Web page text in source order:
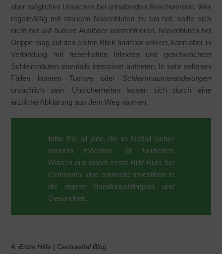
aber möglichen Ursachen bei anhaltenden Beschwerden. Wer
regelmäßig mit starkem Nasenbluten zu tun hat, sollte sich
nicht nur auf äußere Auslöser konzentrieren. Nasenbluten bei
Grippe mag auf den ersten Blick harmlos wirken, kann aber in
Verbindung mit fieberhaften Infekten und geschwächten
Schleimhäuten ebenfalls intensiver auftreten. In sehr seltenen
Fällen können Tumoreoder Schleimhautveränderungen
ursächlich sein. Unsicherheiten lassen sich durch eine
ärztliche Abklärung aus dem Weg räumen.
Info: Für all jene, die im Notfall sicher
handeln möchten, ist fundiertes
Wissen aus einem Erste Hilfe Kurs bei
Centravital eine sinnvolle Investition in
die eigene Handlungsfähigkeit und
Gesundheit.
4. Erste Hilfe | Centravital Blog